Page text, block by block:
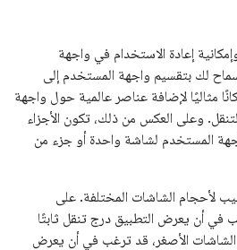
إعادة الاستخدام في واجهة
لك بتقسيم واجهة المستخدم إلى
مثاليًا لإضافة عناصر عالمية حول واجهة
وعلى العكس من ذلك، تكون الأجزاء
المستخدم لشاشة واحدة أو جزء من
لأحجام الشاشات المختلفة. على
في أن يعرض التطبيق درج تنقل ثابتًا
الأصغر، قد ترغب في أن يعرض